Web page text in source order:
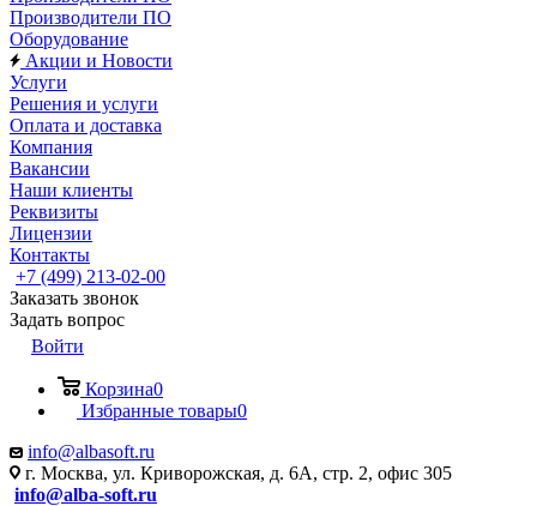
Производители ПО
Оборудование
Акции и Новости
Услуги
Решения и услуги
Оплата и доставка
Компания
Вакансии
Наши клиенты
Реквизиты
Лицензии
Контакты
+7 (499) 213-02-00
Заказать звонок
Задать вопрос
Войти
Корзина0
Избранные товары0
info@albasoft.ru
г. Москва, ул. Криворожская, д. 6А, стр. 2, офис 305
info@alba-soft.ru